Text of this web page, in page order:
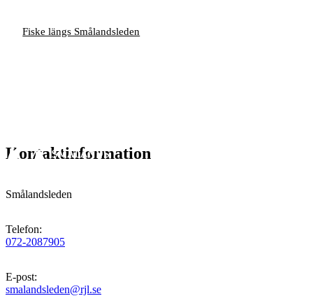
Fiske längs Smålandsleden
Kontaktinformation
Smålandsleden
Telefon:
072-2087905
E-post:
smalandsleden@rjl.se